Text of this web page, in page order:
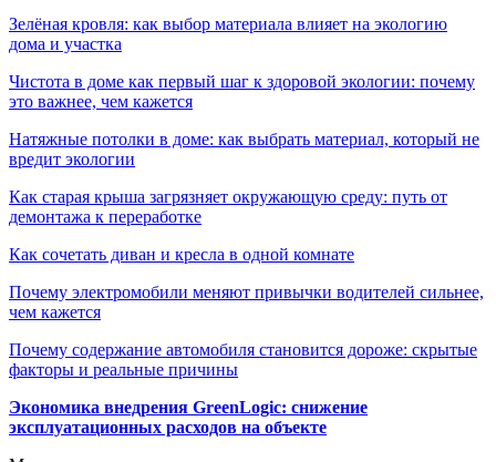
Зелёная кровля: как выбор материала влияет на экологию
дома и участка
Чистота в доме как первый шаг к здоровой экологии: почему
это важнее, чем кажется
Натяжные потолки в доме: как выбрать материал, который не
вредит экологии
Как старая крыша загрязняет окружающую среду: путь от
демонтажа к переработке
Как сочетать диван и кресла в одной комнате
Почему электромобили меняют привычки водителей сильнее,
чем кажется
Почему содержание автомобиля становится дороже: скрытые
факторы и реальные причины
Экономика внедрения GreenLogic: снижение
эксплуатационных расходов на объекте